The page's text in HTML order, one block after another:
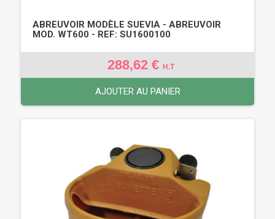
ABREUVOIR MODÈLE SUEVIA - ABREUVOIR
MOD. WT600 - REF: SU1600100
288,62 € H.T
AJOUTER AU PANIER